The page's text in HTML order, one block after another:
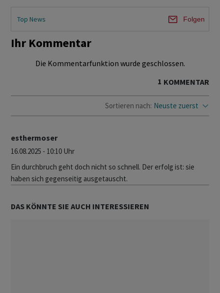
Top News Folgen
Ihr Kommentar
Die Kommentarfunktion wurde geschlossen.
1 KOMMENTAR
Sortieren nach: Neuste zuerst
esthermoser
16.08.2025 - 10:10 Uhr
Ein durchbruch geht doch nicht so schnell. Der erfolg ist: sie
haben sich gegenseitig ausgetauscht.
DAS KÖNNTE SIE AUCH INTERESSIEREN